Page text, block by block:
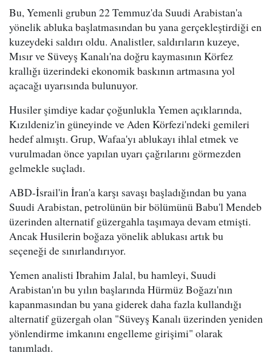
Bu, Yemenli grubun 22 Temmuz'da Suudi Arabistan'a
yönelik abluka başlatmasından bu yana gerçekleştirdiği en
kuzeydeki saldırı oldu. Analistler, saldırıların kuzeye,
Mısır ve Süveyş Kanalı'na doğru kaymasının Körfez
krallığı üzerindeki ekonomik baskının artmasına yol
açacağı uyarısında bulunuyor.
Husiler şimdiye kadar çoğunlukla Yemen açıklarında,
Kızıldeniz'in güneyinde ve Aden Körfezi'ndeki gemileri
hedef almıştı. Grup, Wafaa'yı ablukayı ihlal etmek ve
vurulmadan önce yapılan uyarı çağrılarını görmezden
gelmekle suçladı.
ABD-İsrail'in İran'a karşı savaşı başladığından bu yana
Suudi Arabistan, petrolünün bir bölümünü Babu'l Mendeb
üzerinden alternatif güzergahla taşımaya devam etmişti.
Ancak Husilerin boğaza yönelik ablukası artık bu
seçeneği de sınırlandırıyor.
Yemen analisti Ibrahim Jalal, bu hamleyi, Suudi
Arabistan'ın bu yılın başlarında Hürmüz Boğazı'nın
kapanmasından bu yana giderek daha fazla kullandığı
alternatif güzergah olan "Süveyş Kanalı üzerinden yeniden
yönlendirme imkanını engelleme girişimi" olarak
tanımladı.